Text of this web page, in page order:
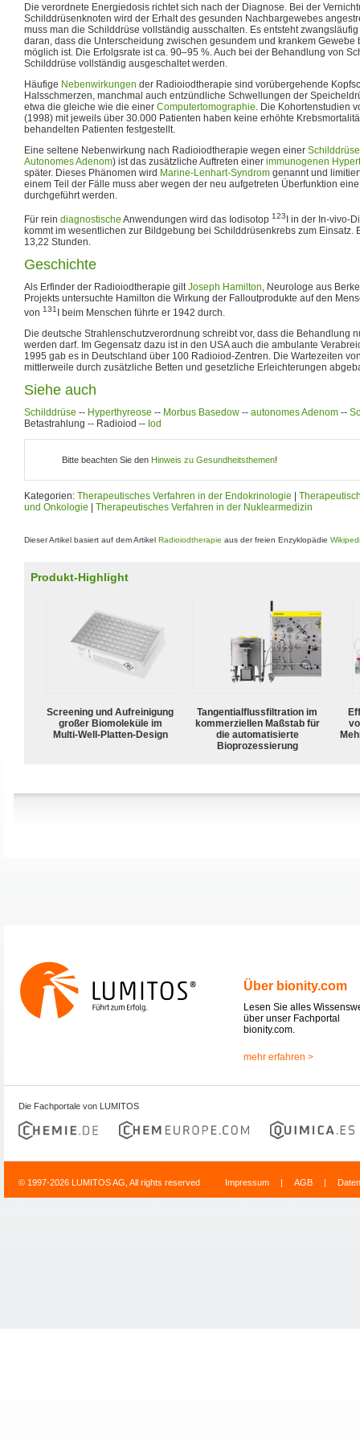
Die verordnete Energiedosis richtet sich nach der Diagnose. Bei der
Schilddrüsenknoten wird der Erhalt des gesunden Nachbargewebes
muss man die Schilddrüse vollständig ausschalten. Es entsteht
daran, dass die Unterscheidung zwischen gesundem und krankem Gewebe
möglich ist. Die Erfolgsrate ist ca. 90–95 %. Auch bei der Behandlung von
Schilddrüse vollständig ausgeschaltet werden.
Häufige Nebenwirkungen der Radioiodtherapie sind vorübergehende
Halsschmerzen, manchmal auch entzündliche Schwellungen der
etwa die gleiche wie die einer Computertomographie. Die Kohortenstudien
(1998) mit jeweils über 30.000 Patienten haben keine erhöhte
behandelten Patienten festgestellt.
Eine seltene Nebenwirkung nach Radioiodtherapie wegen einer
Autonomes Adenom) ist das zusätzliche Auftreten einer immunogenen
später. Dieses Phänomen wird Marine-Lenhart-Syndrom genannt und
einem Teil der Fälle muss aber wegen der neu aufgetreten Überfunktion
durchgeführt werden.
Für rein diagnostische Anwendungen wird das Iodisotop 123
I in der In-vivo-
kommt im wesentlichen zur Bildgebung bei Schilddrüsenkrebs zum Einsatz.
13,22 Stunden.
Geschichte
Als Erfinder der Radioiodtherapie giltJoseph Hamilton, Neurologe aus
Projekts untersuchte Hamilton die Wirkung der Falloutprodukte auf den
von 131
I beim Menschen führte er 1942 durch.
Die deutsche Strahlenschutzverordnung schreibt vor, dass die Behandlung
werden darf. Im Gegensatz dazu ist in den USA auch die ambulante
1995 gab es in Deutschland über 100 Radioiod-Zentren. Die Wartezeiten
mittlerweile durch zusätzliche Betten und gesetzliche Erleichterungen
Siehe auch
Schilddrüse -- Hyperthyreose -- Morbus Basedow -- autonomes Adenom --
Betastrahlung -- Radioiod -- Iod
Bitte beachten Sie den Hinweis zu Gesundheitsthemen!
Kategorien: Therapeutisches Verfahren in der Endokrinologie
und Onkologie
Therapeutisches Verfahren in der Nuklearmedizin
Dieser Artikel basiert auf dem Artikel Radioiodtherapie aus der freien Enzyklopädie
Produkt-Highlight
Screening und Aufreinigung
großer Biomoleküle im
Multi-Well-Platten-Design
Tangentialflussfiltration im
kommerziellen Maßstab für
die automatisierte
Bioprozessierung
Über bionity.com
Lesen Sie alles
über unser Fachportal
bionity.com.
mehr erfahren >
Die Fachportale von LUMITOS
© 1997-2026 LUMITOS AG, All rights reserved Impressum | AGB |